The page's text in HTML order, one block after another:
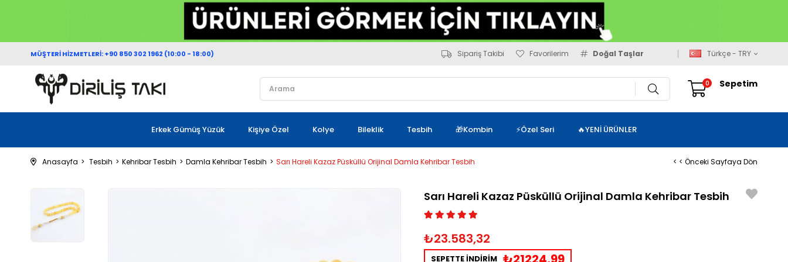
MÜŞTERİ HİZMETLERİ: +90 850 302 1962 (10:00 - 18:00) Sipariş Takibi Favorilerim Doğal Taşlar Türkçe - TRY
Sepetim
0
Erkek Gümüş Yüzük Kişiye Özel Kolye Bileklik Tesbih 🎁Kombin ⚡Özel Seri 🔥YENİ ÜRÜNLER
Anasayfa Tesbih Kehribar Tesbih Damla Kehribar Tesbih Sarı Hareli Kazaz Püsküllü Orijinal Damla Kehribar Tesbih < < Önceki Sayfaya Dön
Sarı Hareli Kazaz Püsküllü Orijinal Damla Kehribar Tesbih
₺23.583,32
SEPETTE İNDİRİM